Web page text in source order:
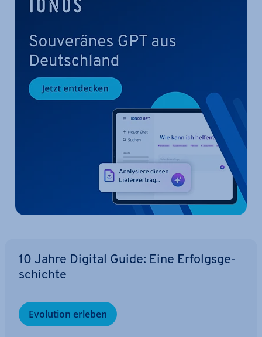
10 Jahre Digital Guide: Eine Er­folgs­ge­
schich­te
Evolution erleben